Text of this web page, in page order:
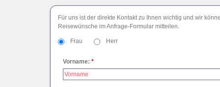
Botswana
Eswatini
(ehem.
Marokko
Namibia
Sambia
Sri Lanka
Familien
here
Für uns ist der direkte Kontakt zu Ihnen wichtig und wir
Reisewünsche im Anfrage-Formular mitteilen.
Frau Herr
Vorname: *